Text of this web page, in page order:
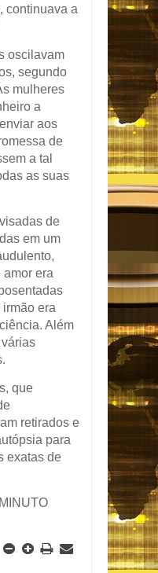
continuava a
oscilavam
segundo
mulheres
a
aos
de
a tal
as suas
de
em um
amor era
era
Além
que
retirados e
para
exatas de